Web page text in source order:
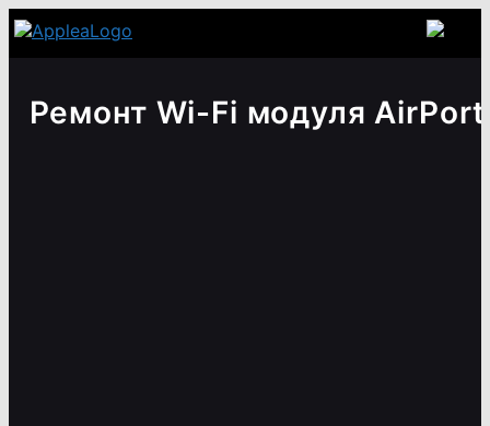
Ремонт Wi-Fi модуля AirPort